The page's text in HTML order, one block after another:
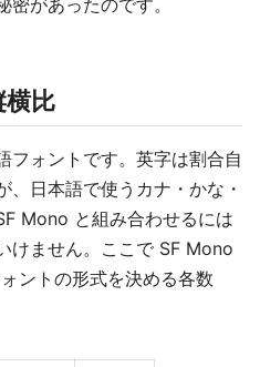
があったのです。
横比
フォントです。英字は割合自
、日本語で使うカナ・かな・
Mono と組み合わせるには
けません。ここで SF Mono
ントの形式を決める各数